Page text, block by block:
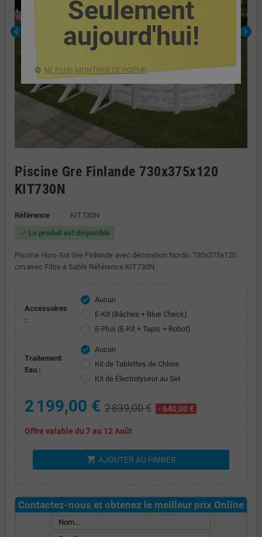
chevron_left chevron_right
Piscine Gre Finlande 730x375x120
KIT730N
Référence KIT730N
check Le produit est disponible
Piscine Hors-Sol Gre Finlande avec décoration Nordic 730x375x120
cm avec Filtre à Sable Référence KIT730N.
Accessoires
:
check
Aucun
E-Kit (Bâches + Blue Check)
E-Plus (E-Kit + Tapis + Robot)
Traitement
Eau :
check
Aucun
Kit de Tablettes de Chlore
Kit de Électrolyseur au Sel
2 199,00 € 2 839,00 € - 640,00 €
Offre valable du 7 au 12 Août
shopping_cart AJOUTER AU PANIER
Contactez-nous et obtenez le meilleur prix Online
Seulement
aujourd'hui!
NE PLUS MONTRER CE POPUP.